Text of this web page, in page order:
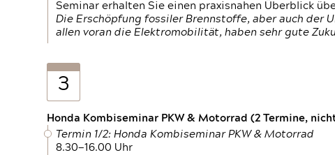
Seminar erhalten Sie einen praxisnahen Überblick
Die Erschöpfung fossiler Brennstoffe, aber auch der
allen voran die Elektromobilität, haben sehr gute
3
Honda Kombiseminar PKW & Motorrad (2 Termine,
Termin 1/2: Honda Kombiseminar PKW & Motorrad
8.30—16.00 Uhr